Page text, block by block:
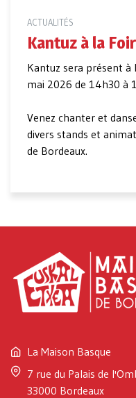
ACTUALITÉS
Kantuz à la
Kantuz sera présent à
mai 2026 de 14h30 à
Venez chanter et
divers stands et
de Bordeaux.
La Maison Basque
7 rue du Palais de
33000 Bordeaux